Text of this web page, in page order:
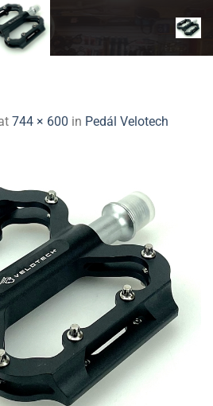
744 × 600 in Pedál Velotech